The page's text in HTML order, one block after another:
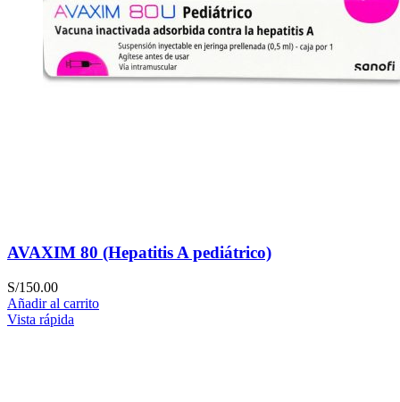
AVAXIM 80 (Hepatitis A pediátrico)
S/150.00
Añadir al carrito
Vista rápida